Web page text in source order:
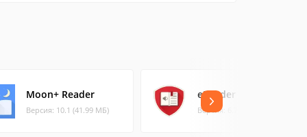
Moon+ Reader
Версия: 10.1 (41.99 МБ)
eReader Prestigio
Версия: 6.7.7 (56.14 МБ)